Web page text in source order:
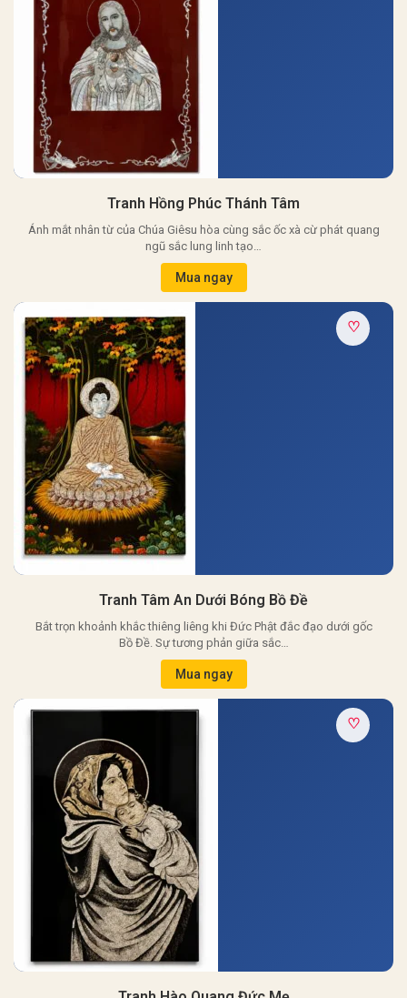
Tranh Hồng Phúc Thánh Tâm
Ánh mắt nhân từ của Chúa Giêsu hòa cùng sắc ốc xà cừ phát quang
ngũ sắc lung linh tạo…
Mua ngay
♡
Tranh Tâm An Dưới Bóng Bồ Đề
Bắt trọn khoảnh khắc thiêng liêng khi Đức Phật đắc đạo dưới gốc
Bồ Đề. Sự tương phản giữa sắc…
Mua ngay
♡